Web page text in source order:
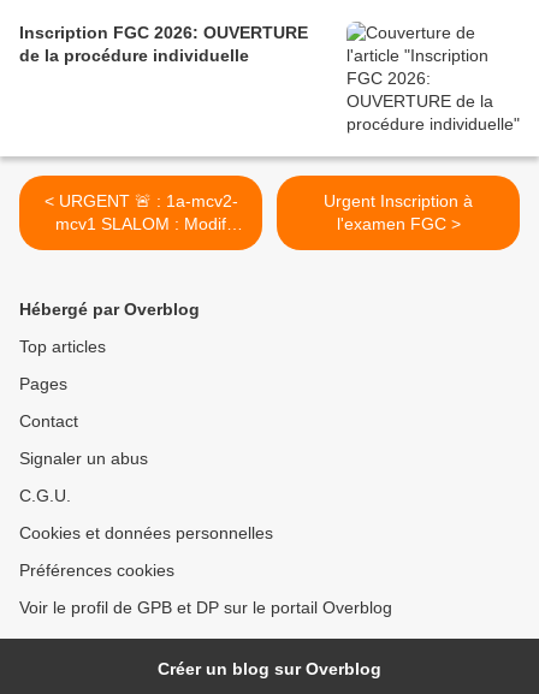
Inscription FGC 2026: OUVERTURE
de la procédure individuelle
< URGENT 🚨 : 1a-mcv2-
mcv1 SLALOM : Modif
10/03 après-midi
Urgent Inscription à
l'examen FGC >
Hébergé par Overblog
Top articles
Pages
Contact
Signaler un abus
C.G.U.
Cookies et données personnelles
Préférences cookies
Voir le profil de GPB et DP sur le portail Overblog
Créer un blog sur Overblog